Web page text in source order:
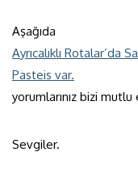
Aşağıda
Ayrıcalıklı Rotalar’da
Pasteis var.
yorumlarınız bizi mutlu
Sevgiler.